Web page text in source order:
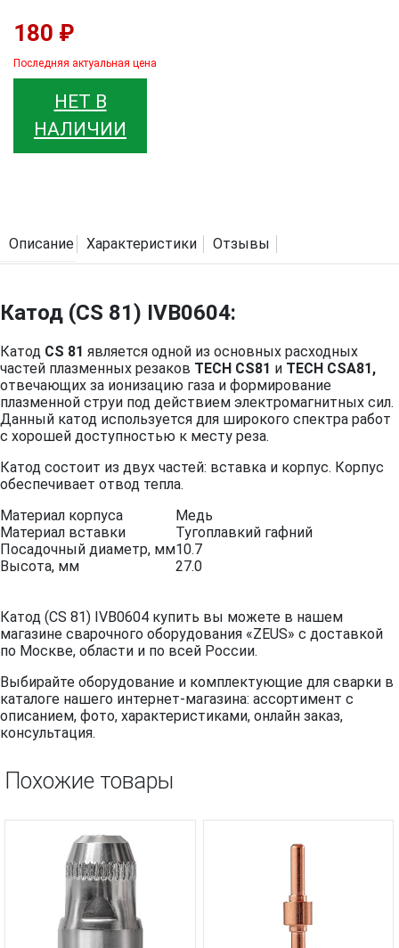
180 ₽
Последняя актуальная цена
НЕТ В
НАЛИЧИИ
Описание Характеристики Отзывы
Катод (CS 81) IVB0604:
Катод CS 81 является одной из основных расходных
частей плазменных резаков TECH CS81 и TECH CSA81,
отвечающих за ионизацию газа и формирование
плазменной струи под действием электромагнитных сил.
Данный катод используется для широкого спектра работ
с хорошей доступностью к месту реза.
Катод состоит из двух частей: вставка и корпус. Корпус
обеспечивает отвод тепла.
Материал корпуса
Медь
Материал вставки
Тугоплавкий гафний
Посадочный диаметр, мм10.7
Высота, мм
27.0
Катод (CS 81) IVB0604 купить вы можете в нашем
магазине сварочного оборудования «ZEUS» с доставкой
по Москве, области и по всей России.
Выбирайте оборудование и комплектующие для сварки в
каталоге нашего интернет-магазина: ассортимент с
описанием, фото, характеристиками, онлайн заказ,
консультация.
Похожие товары